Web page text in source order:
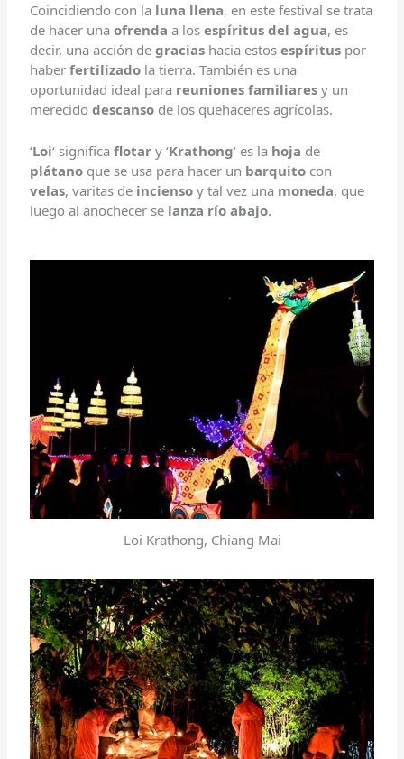
Coincidiendo con la luna llena, en este festival se trata
de hacer unaofrenda a losespíritus del agua, es
decir, una acción degracias hacia estosespíritus por
haberfertilizado la tierra. También es una
oportunidad ideal para reuniones familiares y un
merecidodescanso de los quehaceres agrícolas.
‘Loi‘ significaflotar y ‘Krathong‘ es la hoja de
plátano que se usa para hacer un barquito con
velas, varitas de incienso y tal vez una moneda, que
luego al anochecer se lanza río abajo.
Loi Krathong, Chiang Mai